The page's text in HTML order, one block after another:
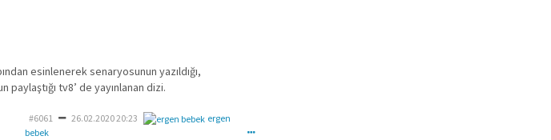
esinlenerek senaryosunun yazıldığı,
tv8’ de yayınlanan dizi.
#6061 26.02.2020 20:23
ergen
bebek